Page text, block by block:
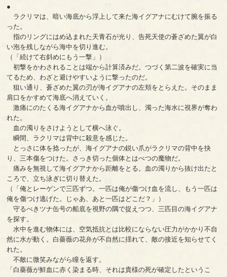
●
ラクリマは、暗い海底から浮上して来た海イグアナにむけて腕を振る
った。
指のリングにはめ込まれた天青石が光り、告死天使の蒼ざめた翼が白
い泡を残しながら海中を切り進む。
（「続けて右斜めにもう一撃」）
初撃をかわされることは端から計算済みだ。つづく第二波を確実に当
てるため、わざと避けやすいように撃ったのだ。
狙い通り、蒼ざめた翼の刃が海イグアナの左頬をとらえた。そのまま
肩口をかすめて海底へ消えていく。
激痛にのたくる海イグアナから血が噴出し、濁った海水に視界が奪わ
れた。
血の濁りをさけようとして横へ泳ぐ。
瞬間、ラクリマは背中に殺意を感じた。
とっさに体を捻ったが、海イグアナの鋭い爪がラクリマの背中を抉
り、三本傷をつけた。さっき切った個体とはべつの魔物だ。
痛みを無視して海イグアナから距離をとる。血の濁りから抜け出たと
ころで、立ち泳ぎに切り替えた。
（「俺とレーゲンで三匹ずつ。一匹は俺が傷つけ血を流し、もう一匹は
俺を傷つけ逃げた。じゃあ、あと一匹はどこだ？」）
守るべきツナ缶号の船底を視野の隅で捉えつつ、三匹目の海イグアナ
を探す。
水中を進む物体には、空気抵抗とは比較にならない圧力がかかり不自
然に水が動く。白薔薇の花弁が不自然に揺れて、敵の接近を知らせてく
れた。
不敵に微笑みながら瞳を返す。
「白薔薇が鮮血に赤く染まる時、それは貴様の死が確定したというこ